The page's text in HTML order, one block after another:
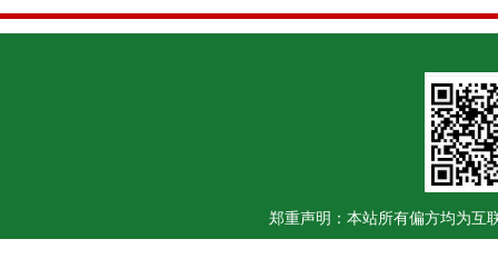
郑重声明：本站所有偏方均为互